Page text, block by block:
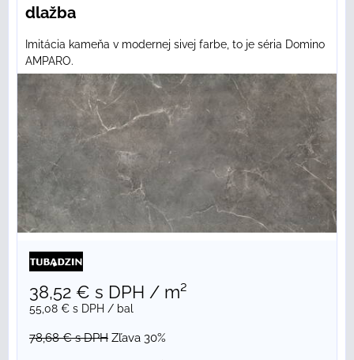
dlažba
Imitácia kameňa v modernej sivej farbe, to je séria Domino
AMPARO.
38,52 € s DPH / m²
55,08 € s DPH / bal
78,68 €s DPH Zľava 30%